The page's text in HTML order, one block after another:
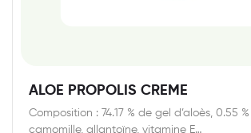
ALOE PROPOLIS CREME
Composition : 74.17 % de gel d’aloès, 0.55
camomille, allantoïne, vitamine E…